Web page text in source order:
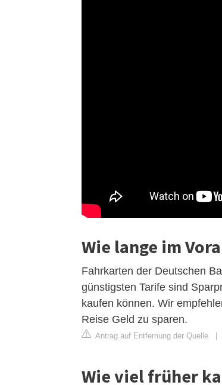
Wie lange im
Fahrkarten der Deutschen
günstigsten Tarife sind
kaufen können. Wir
Reise Geld zu sparen.
Antrag auf Entfernung der Quelle |
Wie viel früher